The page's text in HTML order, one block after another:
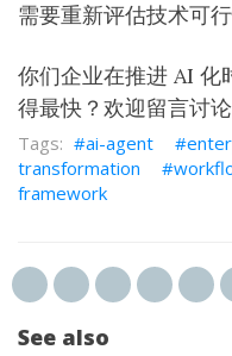
需要重新评估技术可
你们企业在推进 AI 化
得最快？欢迎留言讨论
ai-agent
transformation
framework
See also